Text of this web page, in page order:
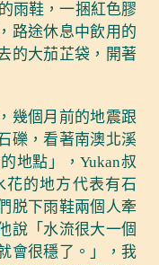
雨鞋，一捆紅色膠
路途休息中飲用的
的大茄芷袋，開著
幾個月前的地震跟
礫，看著南澳北溪
地點」，Yukan叔
花的地方代表有石
脱下雨鞋兩個人牽
說「水流很大一個
會很穩了。」，我